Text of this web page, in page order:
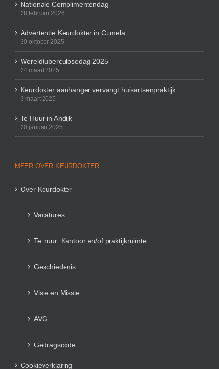
Nationale Complimentendag
28 februari 2026
Advertentie Keurdokter in Cumela
30 oktober 2025
Wereldtuberculosedag 2025
24 maart 2025
Keurdokter aanhanger vervangt huisartsenpraktijk
3 maart 2025
Te Huur in Andijk
20 januari 2025
MEER OVER KEURDOKTER
Over Keurdokter
Vacatures
Te huur: Kantoor en/of praktijkruimte
Geschiedenis
Visie en Missie
AVG
Gedragscode
Cookieverklaring